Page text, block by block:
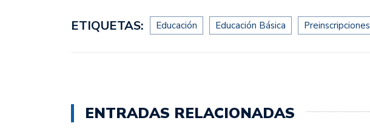
ETIQUETAS: Educación Educación Básica Preinscripciones
ENTRADAS RELACIONADAS